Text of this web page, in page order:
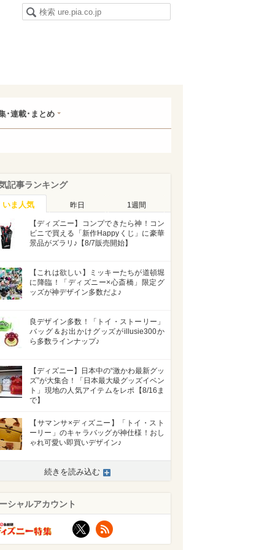
･連載･まとめ
記事ランキング
いま人気 昨日 1週間
【ディズニー】コンプできたら神！コン
ビニで買える「新作Happyくじ」に豪華
景品がズラリ♪【8/7販売開始】
【これは欲しい】ミッキーたちが道頓堀
に降臨！「ディズニー×心斎橋」限定グ
ッズが神デザイン多数だよ♪
良デザイン多数！「トイ・ストーリー」
バッグ＆お出かけグッズがillusie300か
ら多数ラインナップ♪
【ディズニー】日本中の“激かわ最新グッ
ズ”が大集合！「日本最大級グッズイベン
ト」現地の人気アイテムをレポ【8/16ま
で】
【サマンサ×ディズニー】「トイ・スト
ーリー」のキャラバッグが神仕様！おし
ゃれ可愛い即買いデザイン♪
続きを読み込む
シャルアカウント
X